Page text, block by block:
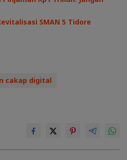
SMAN 5 Tidore
cakap digital